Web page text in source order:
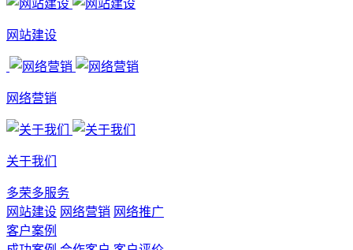
网站建设
网络营销
关于我们
多荣多服务
网站建设 网络营销 网络推广
客户案例